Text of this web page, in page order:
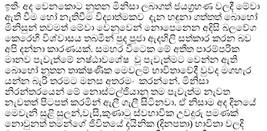
ඉතිං අද වෙනකොට නුතන මිනිසා ලබාගත් ජයග්‍රහණ වලදී මේවා
ඇති වීම හෝ නැතිවීම විද්‍යාත්මකව දැන හඳුනා ගත්තත් බොහෝ
මිනිසුන් තවමත් මේවා වෙනුවෙන් නොපෙනෙන අදිසි බලවේග
කෙරෙහි විශ්වාසය තබමින් පුද පූජා ඇදහිලි සත්කාර කරන බව
අපි දන්නා කාරණයක්. සමහර විටෙක මේ අතීත පාරම්පරික
මානව පැවැත්මේ නෂ්ඨාවශේෂ වූ පැවැත්මට වෙන්න ඇති
බොහෝ නූතන තාක්ෂණික මෙවලම් භාවිතාවේදී වුවද මගහැර
යන්න බැරි තරමට මනස අතරමං කරන්නේ. මිනිසා
නිරන්තරයෙන් මේ නොස්ටල්ජියානු තම පැවැත්ම නැවත
නැවතත් පිටපත් කරමින් ඇලී ගැලී සිටිනවා. ඒ නිසාම අද දිනයේ
මෙවැනි සුළි සුලන්,වැසි,කුණාටු ස්වභාවික උවදුරු පමණක්
නොවුනත් තමන්ගේ ජිවිතයේ දයිනික (දිනපතා) භාවිතා වලදි